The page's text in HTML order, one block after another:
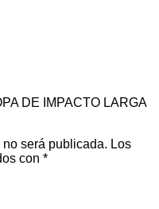
DE IMPACTO LARGA
será publicada. Los
con *